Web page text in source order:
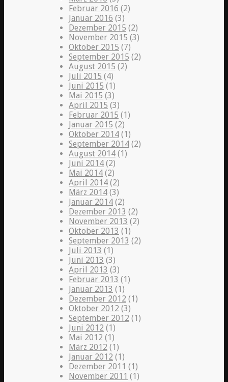
Februar 2016 (2)
Januar 2016 (3)
Dezember 2015 (2)
November 2015 (3)
Oktober 2015 (7)
September 2015 (2)
August 2015 (2)
Juli 2015 (4)
Juni 2015 (1)
Mai 2015 (3)
April 2015 (3)
Februar 2015 (1)
Januar 2015 (2)
Oktober 2014 (1)
September 2014 (2)
August 2014 (1)
Juni 2014 (2)
Mai 2014 (2)
April 2014 (2)
März 2014 (3)
Januar 2014 (2)
Dezember 2013 (2)
November 2013 (2)
Oktober 2013 (1)
September 2013 (2)
Juli 2013 (1)
Juni 2013 (3)
April 2013 (3)
Februar 2013 (1)
Januar 2013 (1)
Dezember 2012 (1)
Oktober 2012 (3)
September 2012 (1)
Juni 2012 (1)
Mai 2012 (1)
März 2012 (1)
Januar 2012 (1)
Dezember 2011 (1)
November 2011 (1)